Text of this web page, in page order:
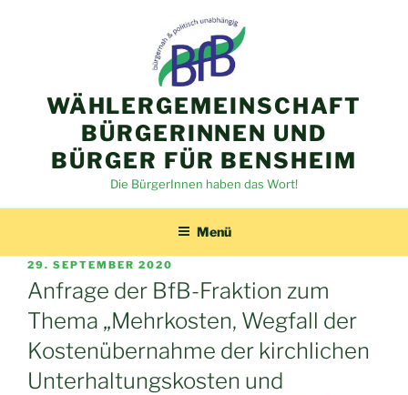
WÄHLERGEMEINSCHAFT
BÜRGERINNEN UND
BÜRGER FÜR BENSHEIM
Die BürgerInnen haben das Wort!
Menü
VERÖFFENTLICHT
AM
29. SEPTEMBER 2020
Anfrage der BfB-Fraktion zum
Thema „Mehrkosten, Wegfall der
Kostenübernahme der kirchlichen
Unterhaltungskosten und